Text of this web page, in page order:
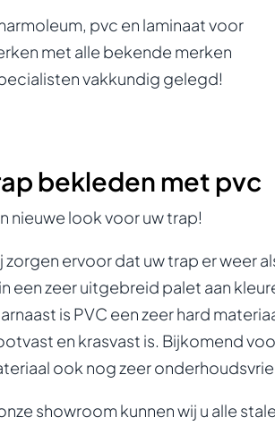
pvc en laminaat voor
met alle bekende merken
vakkundig gelegd!
bekleden met pvc
nieuwe look voor uw trap!
zorgen ervoor dat uw trap er weer
een zeer uitgebreid palet aan
is PVC een zeer hard
en krasvast is. Bijkomend
ook nog zeer
showroom kunnen wij u alle